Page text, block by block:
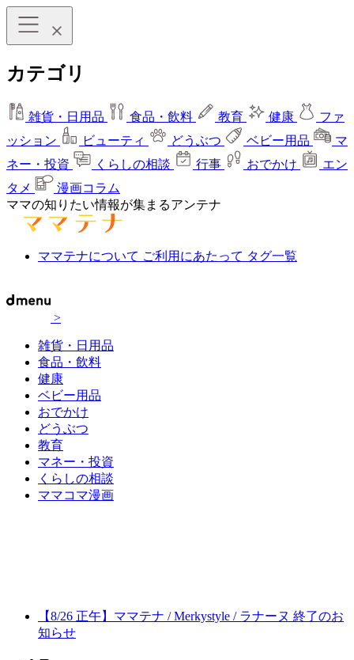
カテゴリ
雑貨・日用品 食品・飲料 教育 健康
ファ
ッション
ビューティ どうぶつ ベビー用品
マ
ネー・投資
くらしの相談 行事 おでかけ
エン
タメ
漫画コラム
ママの知りたい情報が集まるアンテナ
ママテナについて ご利用にあたって タグ一覧
>
雑貨・日用品
食品・飲料
健康
ベビー用品
おでかけ
どうぶつ
教育
マネー・投資
くらしの相談
ママコマ漫画
【8/26 正午】ママテナ / Merkystyle / ラナーヌ 終了のお
知らせ